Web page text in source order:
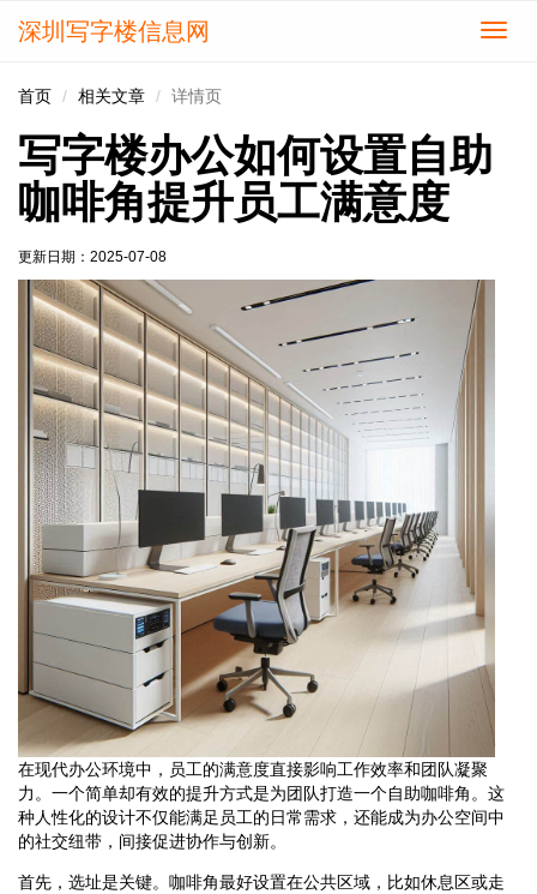
切
深圳写字楼信息网
首页 相关文章 详情页
写字楼办公如何设置自助
咖啡角提升员工满意度
更新日期： 2025-07-08
在现代办公环境中，员工的满意度直接影响工作效率和团队凝聚
力。一个简单却有效的提升方式是为团队打造一个自助咖啡角。这
种人性化的设计不仅能满足员工的日常需求，还能成为办公空间中
的社交纽带，间接促进协作与创新。
首先，选址是关键。咖啡角最好设置在公共区域，比如休息区或走